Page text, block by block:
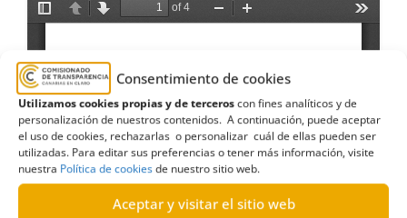
Consentimiento de cookies
Utilizamos cookies propias y de terceroscon fines analíticos y de
personalización de nuestros contenidos. A continuación, puede aceptar
el uso de cookies, rechazarlas o personalizar cuál de ellas pueden ser
utilizadas. Para editar sus preferencias o tener más información, visite
nuestra Política de cookiesde nuestro sitio web.
Aceptar y visitar el sitio web